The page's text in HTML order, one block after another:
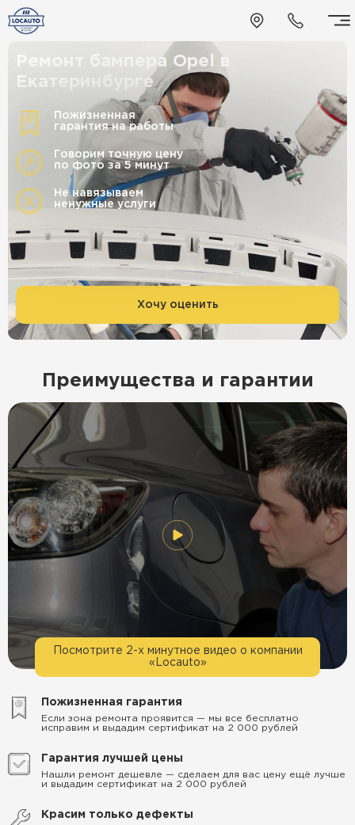
Ремонт бампера Opel в
Екатеринбурге
Пожизненная
гарантия на работы
Говорим точную цену
по фото за 5 минут
Не навязываем
ненужные услуги
Хочу оценить
Преимущества и гарантии
Посмотрите 2-х минутное видео о компании
«Locauto»
Пожизненная гарантия
Если зона ремонта проявится — мы все бесплатно
исправим и выдадим сертификат на 2 000 рублей
Гарантия лучшей цены
Нашли ремонт дешевле — сделаем для вас цену ещё лучше
и выдадим сертификат на 2 000 рублей
Красим только дефекты